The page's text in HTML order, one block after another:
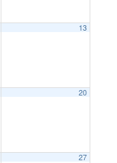
13
20
27